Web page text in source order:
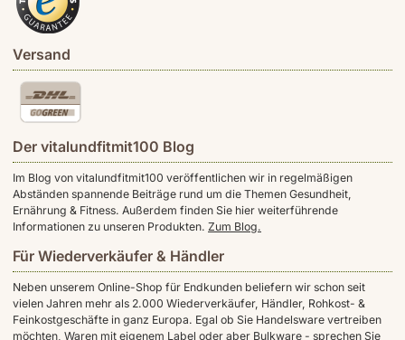
Versand
Der vitalundfitmit100 Blog
Im Blog von vitalundfitmit100 veröffentlichen wir in regelmäßigen
Abständen spannende Beiträge rund um die Themen Gesundheit,
Ernährung & Fitness. Außerdem finden Sie hier weiterführende
Informationen zu unseren Produkten. Zum Blog.
Für Wiederverkäufer & Händler
Neben unserem Online-Shop für Endkunden beliefern wir schon seit
vielen Jahren mehr als 2.000 Wiederverkäufer, Händler, Rohkost- &
Feinkostgeschäfte in ganz Europa. Egal ob Sie Handelsware vertreiben
möchten, Waren mit eigenem Label oder aber Bulkware - sprechen Sie